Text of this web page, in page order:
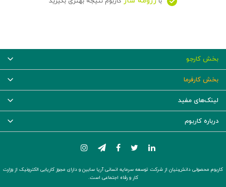
بخش کارجو
بخش کارفرما
لینک‌های مفید
درباره کاربوم
کاربوم محصولی دانش‌بنیان از شرکت توسعه سرمایه انسانی آریا سابین و دارای مجوز کاریابی الکترونیک از وزارت
کار و رفاه اجتماعی است.